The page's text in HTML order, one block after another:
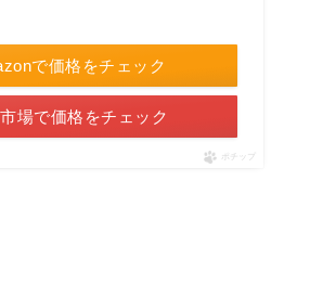
で価格をチェック
場で価格をチェック
ポチップ